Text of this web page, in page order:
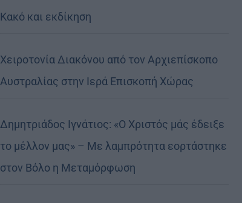
Κακό και εκδίκηση
Χειροτονία Διακόνου από τον Αρχιεπίσκοπο
Αυστραλίας στην Ιερά Επισκοπή Χώρας
Δημητριάδος Ιγνάτιος: «Ο Χριστός μάς έδειξε
το μέλλον μας» – Με λαμπρότητα εορτάστηκε
στον Βόλο η Μεταμόρφωση